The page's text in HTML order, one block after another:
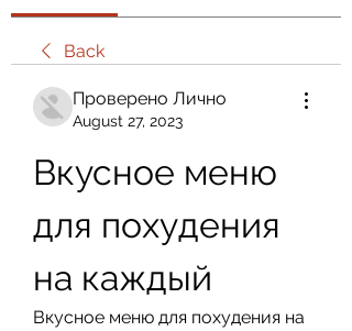
Back
Проверено Лично
August 27, 2023
Вкусное меню
для похудения
на каждый
Вкусное меню для похудения на